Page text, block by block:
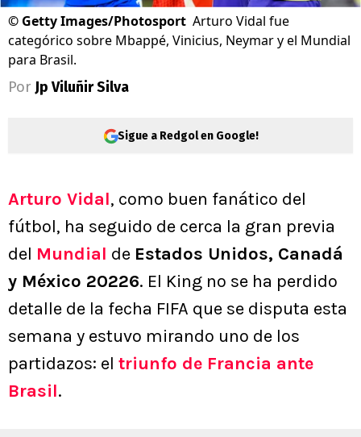
© Getty Images/Photosport Arturo Vidal fue
categórico sobre Mbappé, Vinicius, Neymar y el Mundial
para Brasil.
Por Jp Viluñir Silva
Sigue a Redgol en Google!
Arturo Vidal, como buen fanático del
fútbol, ha seguido de cerca la gran previa
del Mundial de Estados Unidos, Canadá
y México 20226. El King no se ha perdido
detalle de la fecha FIFA que se disputa esta
semana y estuvo mirando uno de los
partidazos: el triunfo de Francia ante
Brasil.